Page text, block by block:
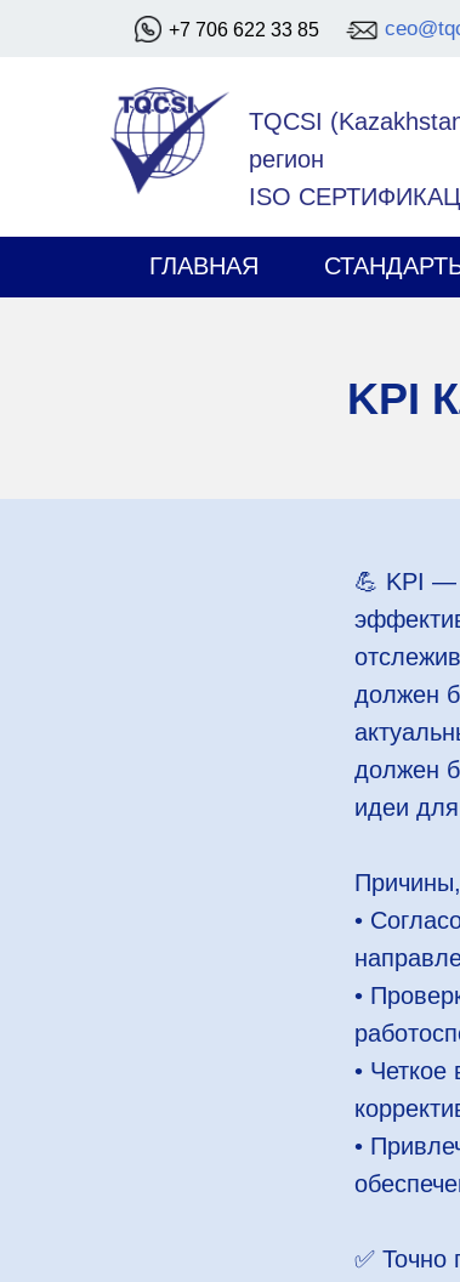
+7 706 622 33 85
TQCSI
регион
ISO
ГЛАВНАЯ
KPI
💪 KPI —
должен
должен
идеи
•
•
• Четкое
•
✅️ Точно